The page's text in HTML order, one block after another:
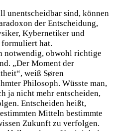
unentscheidbar sind, können
der Entscheidung,
Kybernetiker und
formuliert hat.
notwendig, obwohl richtige
„Der Moment der
weiß Søren
Philosoph. Wüsste man,
ja nicht mehr entscheiden,
Entscheiden heißt,
Mitteln bestimmte
Zukunft zu verfolgen.